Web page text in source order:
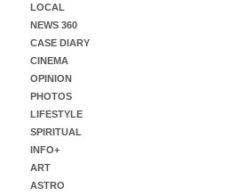
LOCAL
NEWS 360
CASE DIARY
CINEMA
OPINION
PHOTOS
LIFESTYLE
SPIRITUAL
INFO+
ART
ASTRO